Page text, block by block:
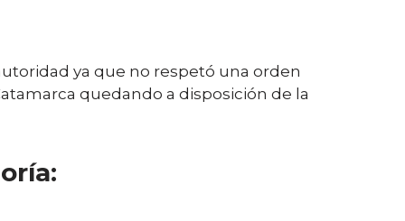
ya que no respetó una orden
quedando a disposición de la